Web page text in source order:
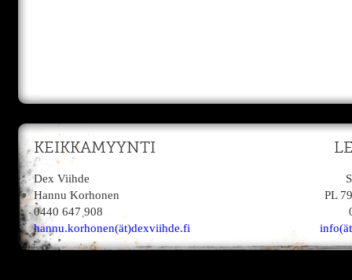
KEIKKAMYYNTI
Dex Viihde
Hannu Korhonen
0440 647 908
hannu.korhonen(ät)dexviihde.fi
PL